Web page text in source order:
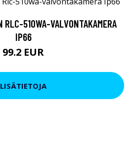
RLC-510WA-VALVONTAKAMERA
IP66
99.2 EUR
LISÄTIETOJA